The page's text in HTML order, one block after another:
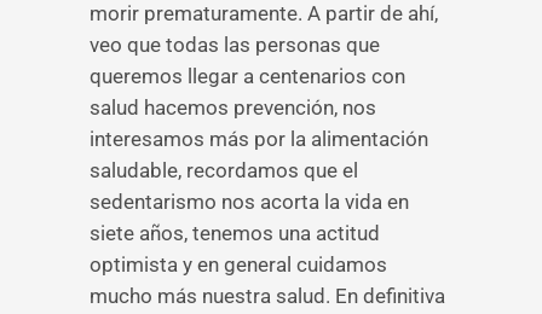
morir prematuramente. A partir de ahí,
veo que todas las personas que
queremos llegar a centenarios con
salud hacemos prevención, nos
interesamos más por la alimentación
saludable, recordamos que el
sedentarismo nos acorta la vida en
siete años, tenemos una actitud
optimista y en general cuidamos
mucho más nuestra salud. En definitiva